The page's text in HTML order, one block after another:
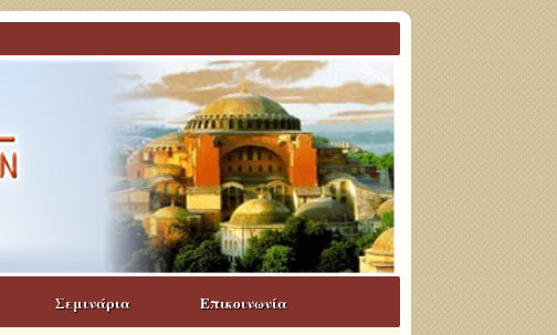
Σεμινάρια Επικοινωνία